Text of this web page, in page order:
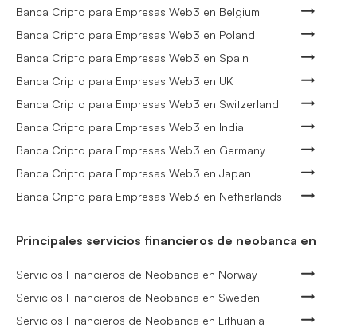
Banca Cripto para Empresas Web3 en Belgium
Banca Cripto para Empresas Web3 en Poland
Banca Cripto para Empresas Web3 en Spain
Banca Cripto para Empresas Web3 en UK
Banca Cripto para Empresas Web3 en Switzerland
Banca Cripto para Empresas Web3 en India
Banca Cripto para Empresas Web3 en Germany
Banca Cripto para Empresas Web3 en Japan
Banca Cripto para Empresas Web3 en Netherlands
Principales servicios financieros de neobanca en
Servicios Financieros de Neobanca en Norway
Servicios Financieros de Neobanca en Sweden
Servicios Financieros de Neobanca en Lithuania